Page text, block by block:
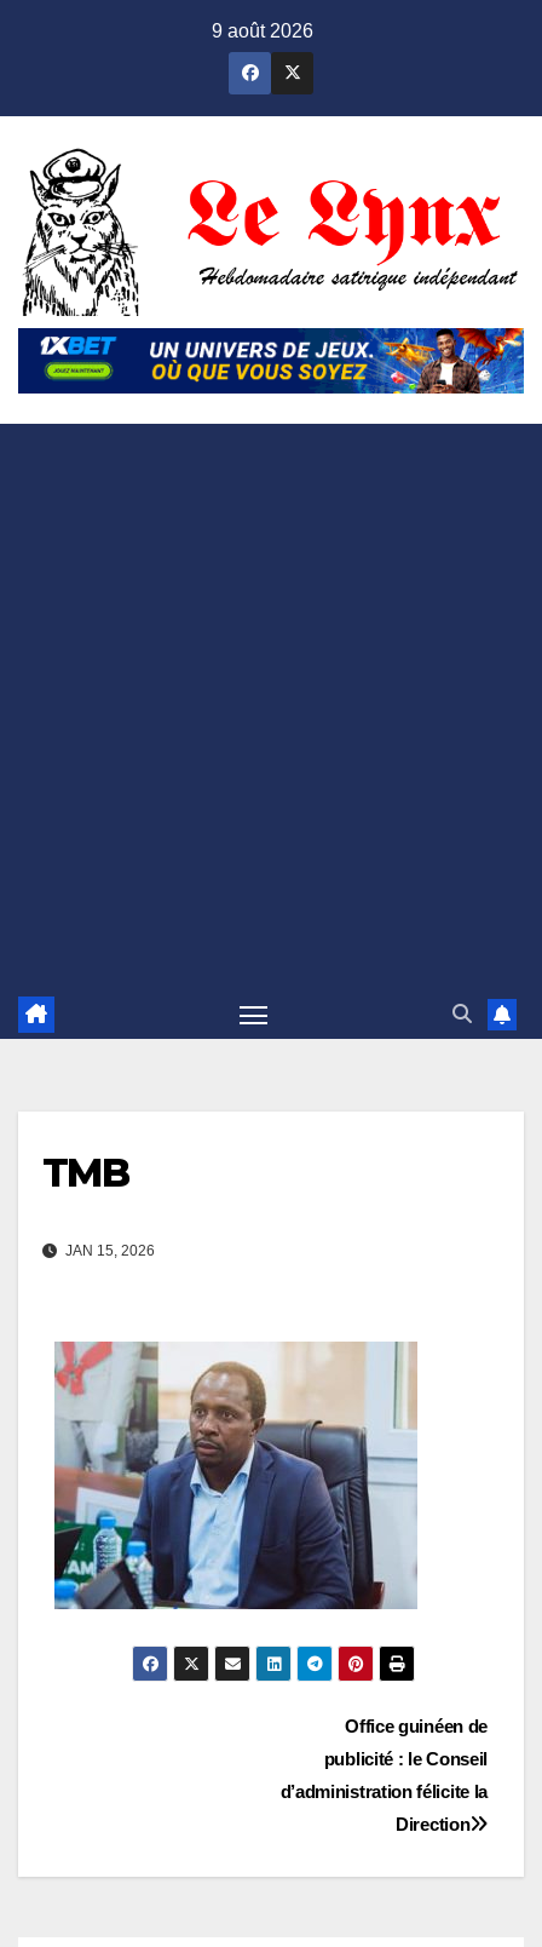
9 août 2026
TMB
JAN 15, 2026
Office guinéen de
publicité : le Conseil
d’administration félicite la
Direction